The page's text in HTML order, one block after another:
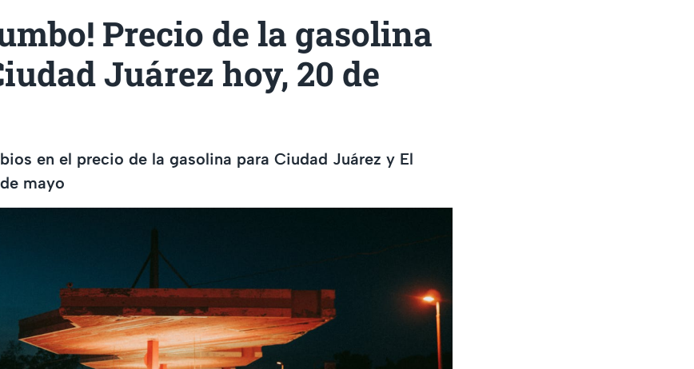
Precio de la gasolina
Juárez hoy, 20 de
en el precio de la gasolina para Ciudad Juárez y El
mayo